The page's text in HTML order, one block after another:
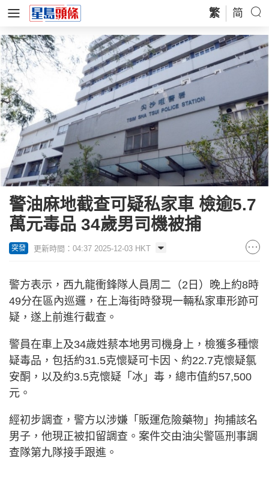
繁 简
警油麻地截查可疑私家車 檢逾5.7
萬元毒品 34歲男司機被捕
突發 更新時間：04:37 2025-12-03 HKT
警方表示，西九龍衝鋒隊人員周二（2日）晚上約8時
49分在區內巡邏，在上海街時發現一輛私家車形跡可
疑，遂上前進行截查。
警員在車上及34歲姓蔡本地男司機身上，檢獲多種懷
疑毒品，包括約31.5克懷疑可卡因、約22.7克懷疑氯
安酮，以及約3.5克懷疑「冰」毒，總市值約57,500
元。
經初步調查，警方以涉嫌「販運危險藥物」拘捕該名
男子，他現正被扣留調查。案件交由油尖警區刑事調
查隊第九隊接手跟進。